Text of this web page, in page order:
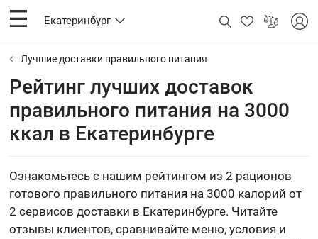
Екатеринбург
Лучшие доставки правильного питания
Рейтинг лучших доставок
правильного питания на 3000
ккал в Екатеринбурге
Ознакомьтесь с нашим рейтингом из 2 рационов
готового правильного питания на 3000 калорий от
2 сервисов доставки в Екатеринбурге. Читайте
отзывы клиентов, сравнивайте меню, условия и